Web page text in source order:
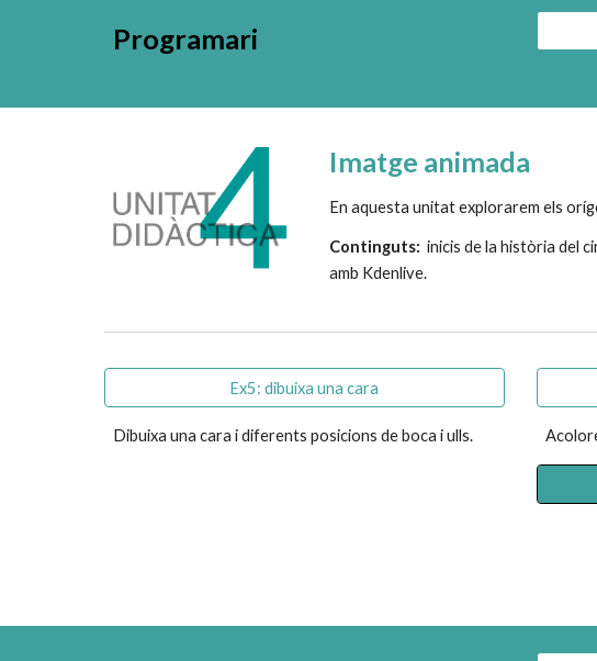
Programari
Imatge animada
En aquesta unitatexplorarem els
Continguts: inicis de la història del
amb Kdenlive.
Ex5: dibuixa una cara
Dibuixa una cara i diferents posicions de boca i ulls.